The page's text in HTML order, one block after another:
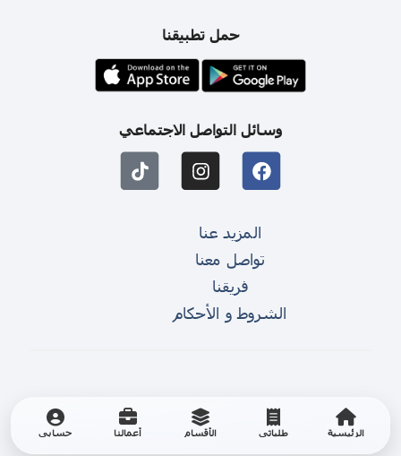
الرئيسية طلباتي الأقسام أعمالنا حسابي
حمل تطبيقنا
وسائل التواصل الاجتماعي
المزيد عنا
تواصل معنا
فريقنا
الشروط و الأحكام